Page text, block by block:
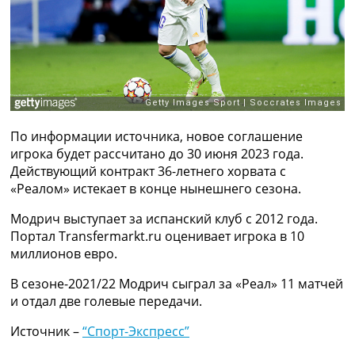
Рейтинг ФИФА
ТВ программа
RU
Categories
Главная
Новости футбола
Видео
Трансферы
Новости футбола Украины
Последние комментарии
Конкурс прогнозов
Логин
Рейтинги
Правила
Коллективный прогноз
Турниры
По информации источника, новое соглашение
игрока будет рассчитано до 30 июня 2023 года.
Действующий контракт 36-летнего хорвата с
«Реалом» истекает в конце нынешнего сезона.
Модрич выступает за испанский клуб с 2012 года.
Портал Transfermarkt.ru оценивает игрока в 10
миллионов евро.
В сезоне-2021/22 Модрич сыграл за «Реал» 11 матчей
и отдал две голевые передачи.
Источник –“Спорт-Экспресс”